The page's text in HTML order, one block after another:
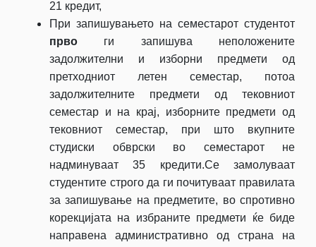
21 кредит,
При запишувањето на семестарот студентот
прво ги запишува неположените
задолжителни и изборни предмети од
претходниот летен семестар, потоа
задолжителните предмети од тековниот
семестар и на крај, изборните предмети од
тековниот семестар, при што вкупните
студиски обврски во семестарот не
надминуваат 35 кредити.Се замолуваат
студентите строго да ги почитуваат правилата
за запишување на предметите, во спротивно
корекцијата на избраните предмети ќе биде
направена административно од страна на